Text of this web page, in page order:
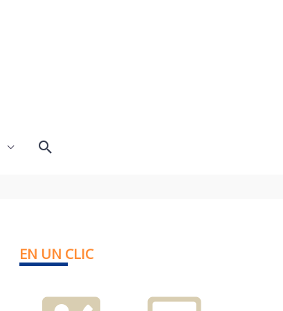
Rechercher
EN UN CLIC